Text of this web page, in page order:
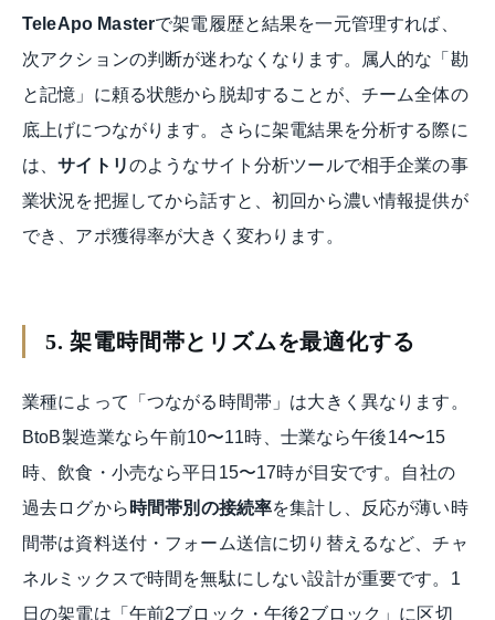
TeleApo Masterで架電履歴と結果を一元管理すれば、
次アクションの判断が迷わなくなります。属人的な「勘
と記憶」に頼る状態から脱却することが、チーム全体の
底上げにつながります。さらに架電結果を分析する際に
は、サイトリのようなサイト分析ツールで相手企業の事
業状況を把握してから話すと、初回から濃い情報提供が
でき、アポ獲得率が大きく変わります。
5. 架電時間帯とリズムを最適化する
業種によって「つながる時間帯」は大きく異なります。
BtoB製造業なら午前10〜11時、士業なら午後14〜15
時、飲食・小売なら平日15〜17時が目安です。自社の
過去ログから 時間帯別の接続率を集計し、反応が薄い時
間帯は資料送付・フォーム送信に切り替えるなど、チャ
ネルミックスで時間を無駄にしない設計が重要です。1
日の架電は「午前2ブロック・午後2ブロック」に区切